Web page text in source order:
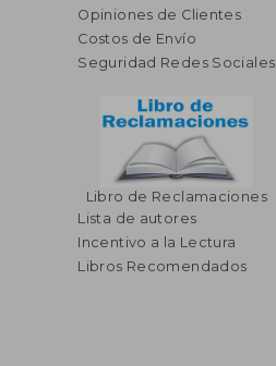
45%
dcto.
$ 35.19
Opiniones de Clientes
Costos de Envío
Seguridad Redes Sociales
Libro de Reclamaciones
Lista de autores
Incentivo a la Lectura
Libros Recomendados